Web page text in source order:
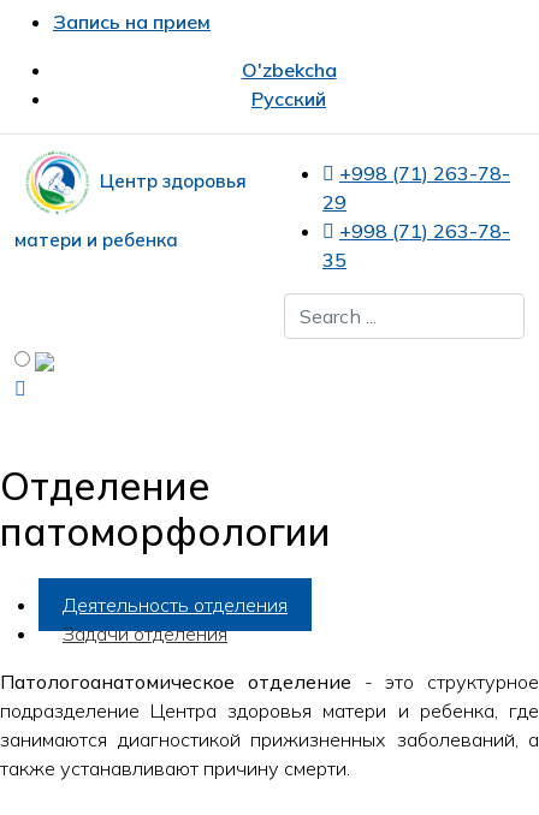
Запись на прием
O'zbekcha
Русский
Центр здоровья
матери и ребенка
+998 (71) 263-78-
29
+998 (71) 263-78-
35
Отделение
патоморфологии
Деятельность отделения
Задачи отделения
Патологоанатомическое отделение - это структурное
подразделение Центра здоровья матери и ребенка, где
занимаются диагностикой прижизненных заболеваний, а
также устанавливают причину смерти.